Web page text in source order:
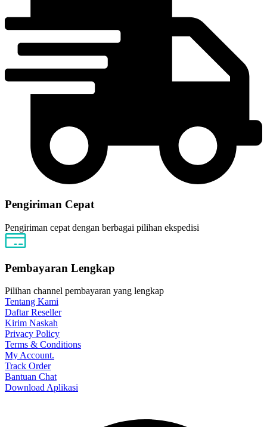
Pengiriman Cepat
Pengiriman cepat dengan berbagai pilihan ekspedisi
Pembayaran Lengkap
Pilihan channel pembayaran yang lengkap
Tentang Kami
Daftar Reseller
Kirim Naskah
Privacy Policy
Terms & Conditions
My Account.
Track Order
Bantuan Chat
Download Aplikasi